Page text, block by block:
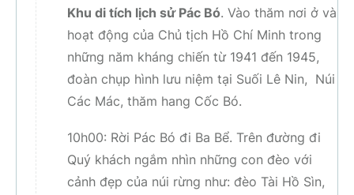
Khu di tích lịch sử Pác Bó. Vào thăm nơi ở và
hoạt động của Chủ tịch Hồ Chí Minh trong
những năm kháng chiến từ 1941 đến 1945,
đoàn chụp hình lưu niệm tại Suối Lê Nin, Núi
Các Mác, thăm hang Cốc Bó.
10h00: Rời Pác Bó đi Ba Bể. Trên đường đi
Quý khách ngắm nhìn những con đèo với
cảnh đẹp của núi rừng như: đèo Tài Hồ Sìn,